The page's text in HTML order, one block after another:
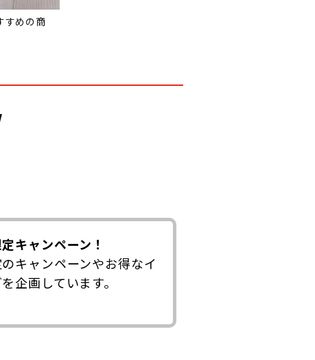
すめの商
キャンペーン！
キャンペーンやお得なイ
企画しています。